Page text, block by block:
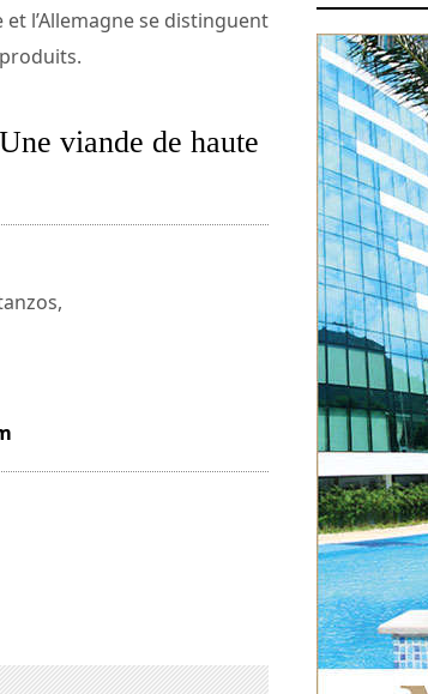
et l’Allemagne se distinguent
viande de haute